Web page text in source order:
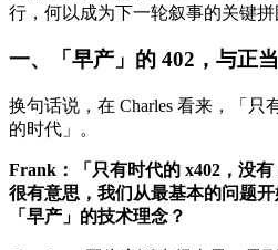
行，何以成为下一轮叙事的关键拼
一、「早产」的 402，与正
换句话说，在 Charles 看来，「只
的时代」。
Frank：「只有时代的 x402，没
很有意思，我们从最基本的问题
「早产」的技术理念？